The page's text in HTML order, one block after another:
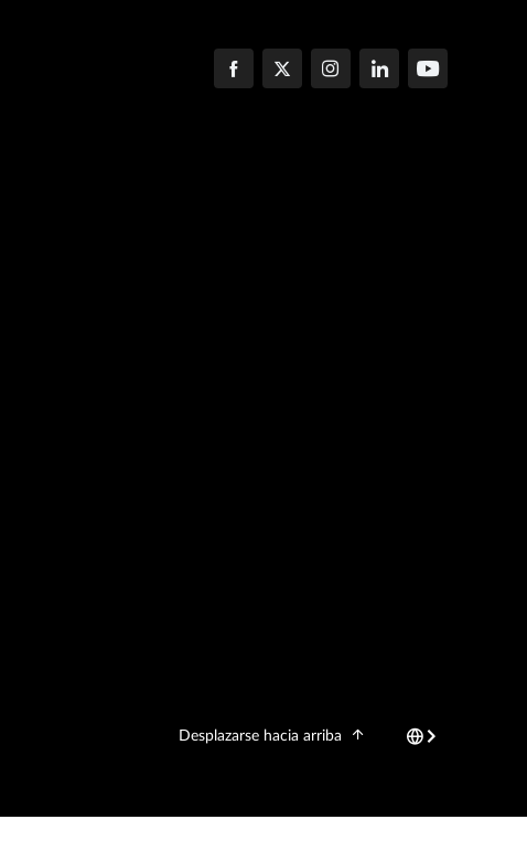
Desplazarse hacia arriba